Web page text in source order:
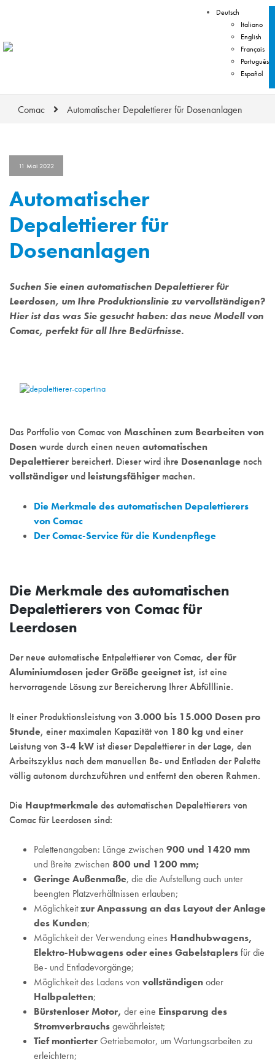
Deutsch
Italiano
English
Français
Português
Español
Comac Automatischer Depalettierer für Dosenanlagen
11 Mai 2022
Automatischer
Depalettierer für
Dosenanlagen
Suchen Sie einen automatischen Depalettierer für
Leerdosen, um Ihre Produktionslinie zu vervollständigen?
Hier ist das was Sie gesucht haben: das neue Modell von
Comac, perfekt für all Ihre Bedürfnisse.
Das Portfolio von Comac von Maschinen zum Bearbeiten von
Dosenwurde durch einen neuen automatischen
Depalettierer bereichert. Dieser wird ihre Dosenanlage noch
vollständiger und leistungsfähiger machen.
Die Merkmale des automatischen Depalettierers
von Comac
Der Comac-Service für die Kundenpflege
Die Merkmale des automatischen
Depalettierers von Comac für
Leerdosen
Der neue automatische Entpalettierer von Comac, der für
Aluminiumdosen jeder Größe geeignet ist, ist eine
hervorragende Lösung zur Bereicherung Ihrer Abfülllinie.
It einer Produktionsleistung von 3.000 bis 15.000 Dosen pro
Stunde, einer maximalen Kapazität von 180 kg und einer
Leistung von 3-4 kW ist dieser Depalettierer in der Lage, den
Arbeitszyklus nach dem manuellen Be- und Entladen der Palette
völlig autonom durchzuführen und entfernt den oberen Rahmen.
Die Hauptmerkmaledes automatischen Depalettierers von
Comac für Leerdosen sind:
Palettenangaben: Länge zwischen 900 und 1420 mm
und Breite zwischen 800 und 1200 mm;
Geringe Außenmaße, die die Aufstellung auch unter
beengten Platzverhältnissen erlauben;
Möglichkeitzur Anpassung an das Layout der Anlage
des Kunden;
Möglichkeit der Verwendung eines Handhubwagens,
Elektro-Hubwagens oder eines Gabelstaplersfür die
Be- und Entladevorgänge;
Möglichkeit des Ladens von vollständigenoder
Halbpaletten;
Bürstenloser Motor, der eine Einsparung des
Stromverbrauchsgewährleistet;
Tief montierterGetriebemotor, um Wartungsarbeiten zu
erleichtern;